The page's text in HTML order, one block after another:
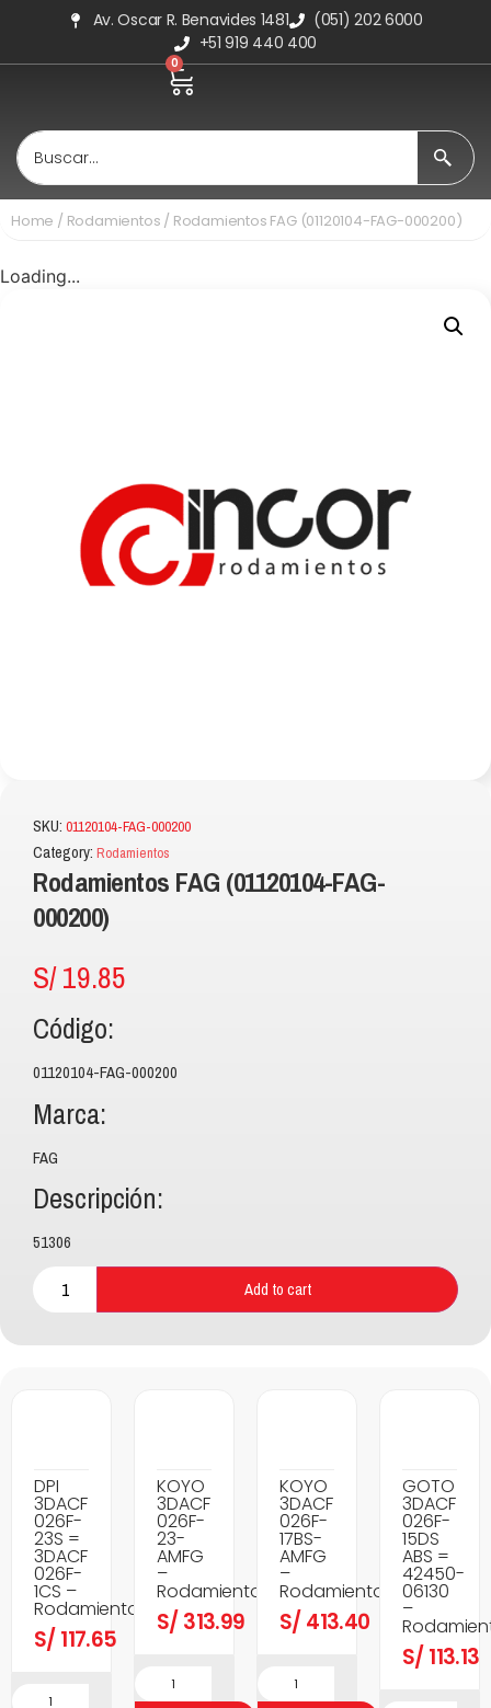
Av. Oscar R. Benavides 1481
(051) 202 6000
+51 919 440 400
0
Home / Rodamientos / Rodamientos FAG (01120104-FAG-000200)
Loading...
SKU: 01120104-FAG-000200
Category: Rodamientos
Rodamientos FAG (01120104-FAG-
000200)
S/19.85
Código:
01120104-FAG-000200
Marca:
FAG
Descripción:
51306
Add to cart
DPI
3DACF
026F-
23S =
3DACF
026F-
1CS –
Rodamientos
S/ 117.65
KOYO
3DACF
026F-
23-
AMFG
–
Rodamientos
S/ 313.99
KOYO
3DACF
026F-
17BS-
AMFG
–
Rodamientos
S/ 413.40
GOTO
3DACF
026F-
15DS
ABS =
42450-
06130
–
S/ 113.13